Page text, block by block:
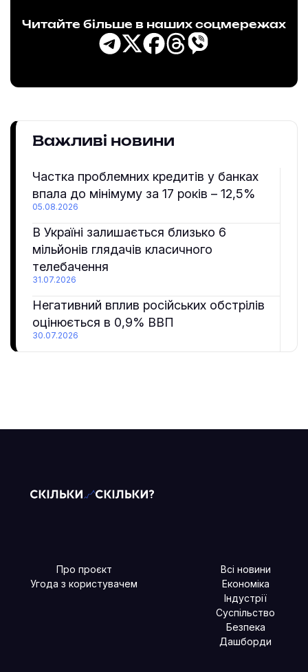
Читайте більше в наших соцмережах
Важливі новини
Частка проблемних кредитів у банках
впала до мінімуму за 17 років – 12,5%
05.08.2026
В Україні залишається близько 6
мільйонів глядачів класичного
телебачення
31.07.2026
Негативний вплив російських обстрілів
оцінюється в 0,9% ВВП
30.07.2026
Про проєкт
Угода з користувачем
Всі новини
Економіка
Індустрії
Суспільство
Безпека
Дашборди